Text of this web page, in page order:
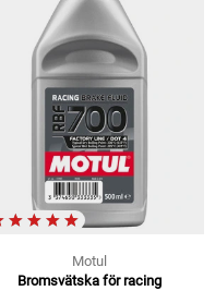
Motul
Bromsvätska för racing